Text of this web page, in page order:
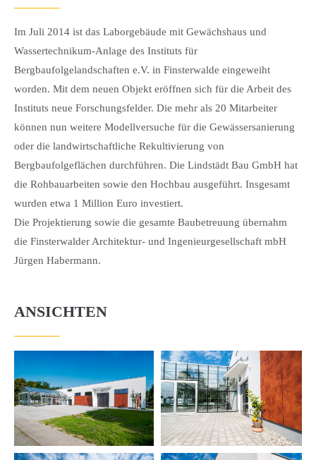
Im Juli 2014 ist das Laborgebäude mit Gewächshaus und
Wassertechnikum-Anlage des Instituts für
Bergbaufolgelandschaften e.V. in Finsterwalde eingeweiht
worden. Mit dem neuen Objekt eröffnen sich für die Arbeit des
Instituts neue Forschungsfelder. Die mehr als 20 Mitarbeiter
können nun weitere Modellversuche für die Gewässersanierung
oder die landwirtschaftliche Rekultivierung von
Bergbaufolgeflächen durchführen. Die Lindstädt Bau GmbH hat
die Rohbauarbeiten sowie den Hochbau ausgeführt. Insgesamt
wurden etwa 1 Million Euro investiert.
Die Projektierung sowie die gesamte Baubetreuung übernahm
die Finsterwalder Architektur- und Ingenieurgesellschaft mbH
Jürgen Habermann.
ANSICHTEN